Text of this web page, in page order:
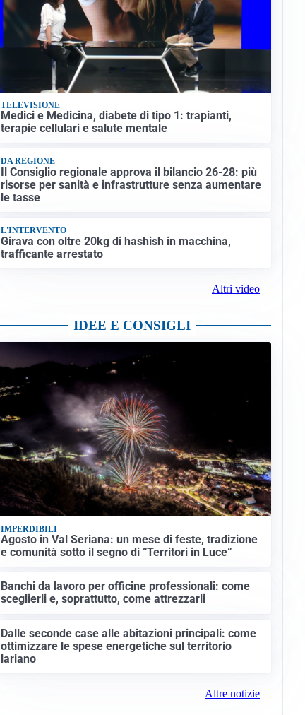
TELEVISIONE
Medici e Medicina, diabete di tipo 1: trapianti,
terapie cellulari e salute mentale
DA REGIONE
Il Consiglio regionale approva il bilancio 26-28: più
risorse per sanità e infrastrutture senza aumentare
le tasse
L'INTERVENTO
Girava con oltre 20kg di hashish in macchina,
trafficante arrestato
Altri video
IDEE E CONSIGLI
IMPERDIBILI
Agosto in Val Seriana: un mese di feste, tradizione
e comunità sotto il segno di “Territori in Luce”
Banchi da lavoro per officine professionali: come
sceglierli e, soprattutto, come attrezzarli
Dalle seconde case alle abitazioni principali: come
ottimizzare le spese energetiche sul territorio
lariano
Altre notizie